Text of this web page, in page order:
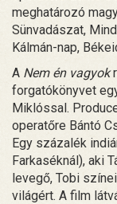
meghatározó
Sünvadászat,
Kálmán-nap,
A Nem én vagyok
forgatókönyvet
Miklóssal.
operatőre Bántó
Egy százalék
Farkaséknál), aki
levegő, Tobi
világért. A film